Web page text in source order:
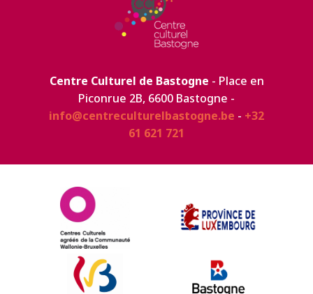
Centre Culturel de Bastogne - Place en
Piconrue 2B, 6600 Bastogne -
info@centreculturelbastogne.be - +32
61 621 721